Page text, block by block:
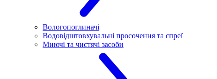
Вологопоглиначі
Водовідштовхувальні просочення та спреї
Миючі та чистячі засоби